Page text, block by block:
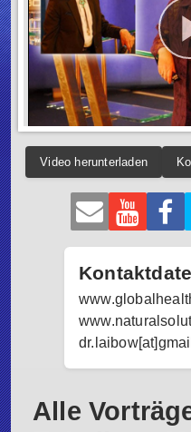
Video herunterladen
Alle